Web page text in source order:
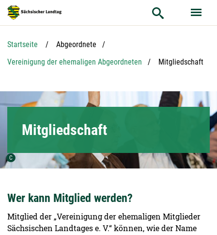
Hauptnavigation
Hauptinhalt
Service
Startseite
Abgeordnete
Vereinigung der ehemaligen Abgeordneten
Aktuelle Seite:
Mitgliedschaft
C Urheber der Grafik:
Mitgliedschaft
Wer kann Mitglied werden?
Mitglied der „Vereinigung der ehemaligen Mitglieder
Sächsischen Landtages e. V.“ können, wie der Name